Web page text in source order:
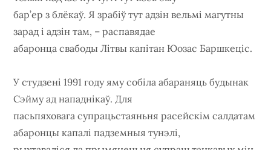
бар’ер з блёкаў. Я зрабіў тут адзін вельмі магутны
зарад і адзін там, – распавядае
абаронца свабоды Літвы капітан Юозас Баршкеціс.
У студзені 1991 году яму собіла абараняць будынак
Сэйму ад нападнікаў. Для
пасьпяховага супрацьстаяньня расейскім салдатам
абаронцы капалі падземныя тунэлі,